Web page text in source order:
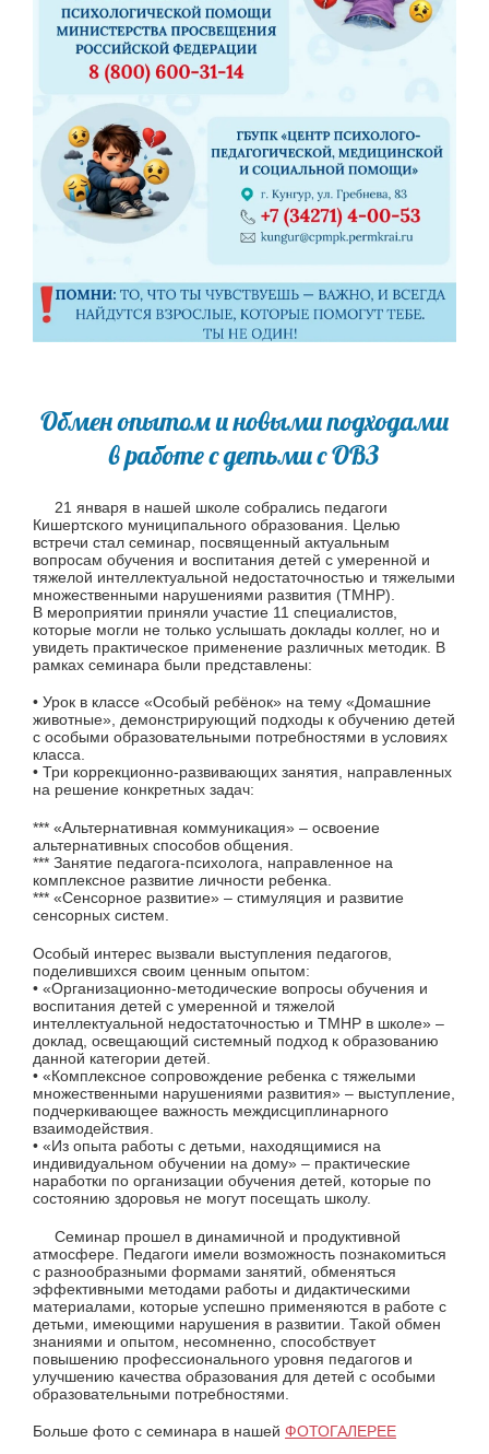
Обмен опытом и новыми подходами
в работе с детьми с ОВЗ
21 января в нашей школе собрались педагоги
Кишертского муниципального образования. Целью
встречи стал семинар, посвященный актуальным
вопросам обучения и воспитания детей с умеренной и
тяжелой интеллектуальной недостаточностью и тяжелыми
множественными нарушениями развития (ТМНР).
В мероприятии приняли участие 11 специалистов,
которые могли не только услышать доклады коллег, но и
увидеть практическое применение различных методик. В
рамках семинара были представлены:
• Урок в классе «Особый ребёнок» на тему «Домашние
животные», демонстрирующий подходы к обучению детей
с особыми образовательными потребностями в условиях
класса.
• Три коррекционно-развивающих занятия, направленных
на решение конкретных задач:
*** «Альтернативная коммуникация» – освоение
альтернативных способов общения.
*** Занятие педагога-психолога, направленное на
комплексное развитие личности ребенка.
*** «Сенсорное развитие» – стимуляция и развитие
сенсорных систем.
Особый интерес вызвали выступления педагогов,
поделившихся своим ценным опытом:
• «Организационно-методические вопросы обучения и
воспитания детей с умеренной и тяжелой
интеллектуальной недостаточностью и ТМНР в школе» –
доклад, освещающий системный подход к образованию
данной категории детей.
• «Комплексное сопровождение ребенка с тяжелыми
множественными нарушениями развития» – выступление,
подчеркивающее важность междисциплинарного
взаимодействия.
• «Из опыта работы с детьми, находящимися на
индивидуальном обучении на дому» – практические
наработки по организации обучения детей, которые по
состоянию здоровья не могут посещать школу.
Семинар прошел в динамичной и продуктивной
атмосфере. Педагоги имели возможность познакомиться
с разнообразными формами занятий, обменяться
эффективными методами работы и дидактическими
материалами, которые успешно применяются в работе с
детьми, имеющими нарушения в развитии. Такой обмен
знаниями и опытом, несомненно, способствует
повышению профессионального уровня педагогов и
улучшению качества образования для детей с особыми
образовательными потребностями.
Больше фото с семинара в нашей ФОТОГАЛЕРЕЕ